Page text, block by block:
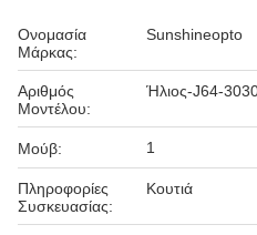
Ονομασία
Μάρκας:
Sunshineopto
Αριθμός
Μοντέλου:
Ήλιος-J64-
Μούβ: 1
Πληροφορίες
Συσκευασίας:
Κουτιά